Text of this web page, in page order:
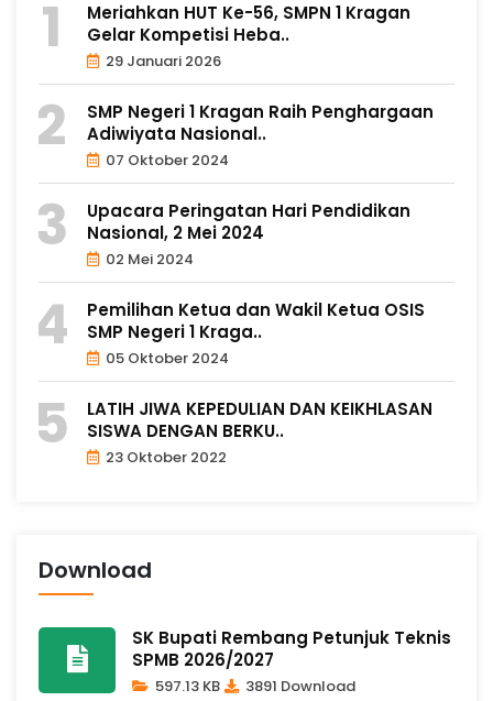
Meriahkan HUT Ke-56, SMPN 1 Kragan
Gelar Kompetisi Heba..
29 Januari 2026
SMP Negeri 1 Kragan Raih Penghargaan
Adiwiyata Nasional..
07 Oktober 2024
Upacara Peringatan Hari Pendidikan
Nasional, 2 Mei 2024
02 Mei 2024
Pemilihan Ketua dan Wakil Ketua OSIS
SMP Negeri 1 Kraga..
05 Oktober 2024
LATIH JIWA KEPEDULIAN DAN KEIKHLASAN
SISWA DENGAN BERKU..
23 Oktober 2022
Download
SK Bupati Rembang Petunjuk Teknis
SPMB 2026/2027
597.13 KB 3891 Download